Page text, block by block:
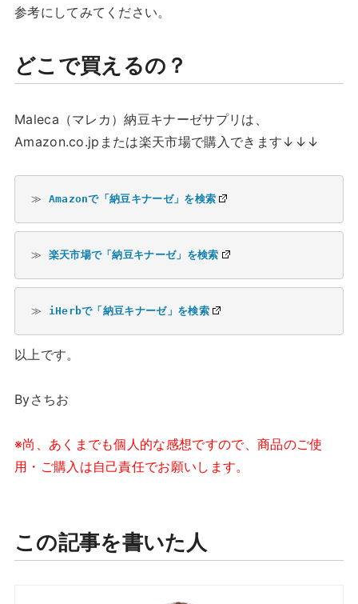
参考にしてみてください。
どこで買えるの？
Maleca（マレカ）納豆キナーゼサプリは、
Amazon.co.jpまたは楽天市場で購入できます↓↓↓
≫ Amazonで「納豆キナーゼ」を検索
≫ 楽天市場で「納豆キナーゼ」を検索
≫ iHerbで「納豆キナーゼ」を検索
以上です。
Byさちお
※尚、あくまでも個人的な感想ですので、商品のご使
用・ご購入は自己責任でお願いします。
この記事を書いた人